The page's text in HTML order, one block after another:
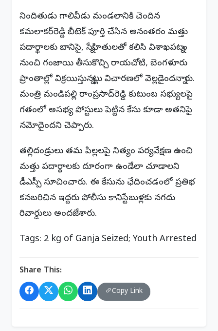
నిందితుడు గాలివీడు మండలానికి చెందిన
కమలాకర్‌రెడ్డి బీటెక్ పూర్తి చేసిన అనంతరం మత్తు
పదార్థాలకు బానిసై, స్నేహితులతో కలిసి విశాఖపట్నం
నుంచి గంజాయి తీసుకొచ్చి రాయచోటి, బెంగళూరు
ప్రాంతాల్లో విక్రయిస్తున్నట్లు విచారణలో వెల్లడైందన్నారు.
మంత్రి మండిపల్లి రాంప్రసాద్‌రెడ్డి కుటుంబ సభ్యులపై
గతంలో అసభ్య పోస్టులు పెట్టిన కేసు కూడా అతనిపై
నమోదైందని చెప్పారు.
తల్లిదండ్రులు తమ పిల్లలపై నిత్యం పర్యవేక్షణ ఉంచి
మత్తు పదార్థాలకు దూరంగా ఉండేలా చూడాలని
డీఎస్పీ సూచించారు. ఈ కేసును ఛేదించడంలో ప్రతిభ
కనబరిచిన ఇద్దరు పోలీసు కానిస్టేబుళ్లకు నగదు
రివార్డులు అందజేశారు.
Tags: 2 kg of Ganja Seized; Youth Arrested
Share This:
Copy Link